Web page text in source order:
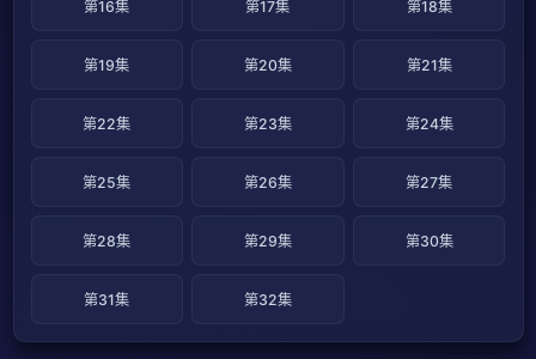
第16集 第17集 第18集
第19集 第20集 第21集
第22集 第23集 第24集
第25集 第26集 第27集
第28集 第29集 第30集
第31集 第32集